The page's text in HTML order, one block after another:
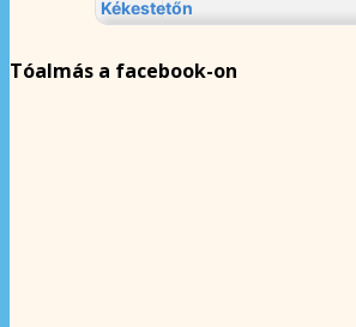
Tóalmás a facebook-on